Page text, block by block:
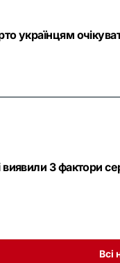
українцям
виявили 3 фактори
Всі